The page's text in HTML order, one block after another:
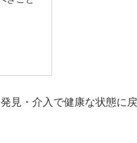
見・介入で健康な状態に戻